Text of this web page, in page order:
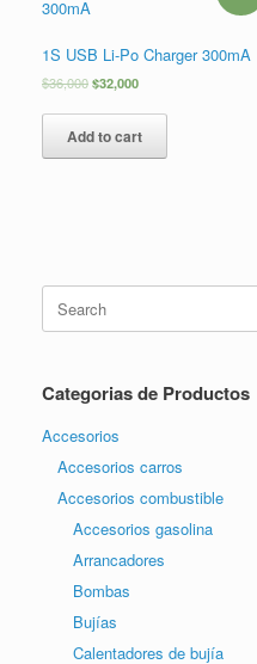
1S USB Li-Po Charger 300mA
$36,000$32,000
Add to cart
Search
for:
Categorias de Productos
Accesorios
Accesorios carros
Accesorios combustible
Accesorios gasolina
Arrancadores
Bombas
Bujías
Calentadores de bujía